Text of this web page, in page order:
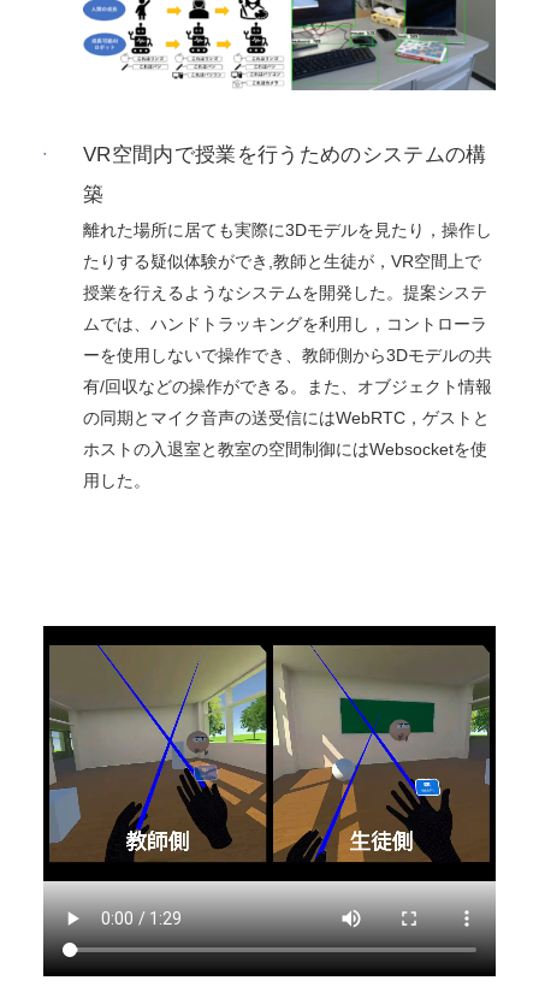
VR空間内で授業を行うためのシステムの構
築
離れた場所に居ても実際に3Dモデルを見たり，操作し
たりする疑似体験ができ,教師と生徒が，VR空間上で
授業を行えるようなシステムを開発した。提案システ
ムでは、ハンドトラッキングを利用し，コントローラ
ーを使用しないで操作でき、教師側から3Dモデルの共
有/回収などの操作ができる。また、オブジェクト情報
の同期とマイク音声の送受信にはWebRTC，ゲストと
ホストの入退室と教室の空間制御にはWebsocketを使
用した。